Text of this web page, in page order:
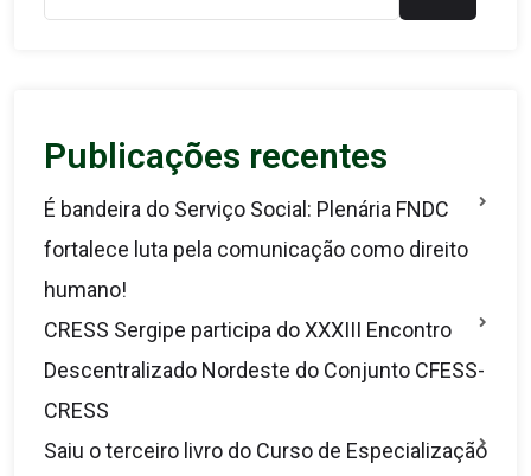
Publicações recentes
É bandeira do Serviço Social: Plenária FNDC
fortalece luta pela comunicação como direito
humano!
CRESS Sergipe participa do XXXIII Encontro
Descentralizado Nordeste do Conjunto CFESS-
CRESS
Saiu o terceiro livro do Curso de Especialização